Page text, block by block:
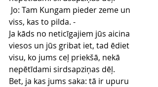
viss, kas to pilda. -
Ja kāds no neticīgajiem jūs aicina
viesos un jūs gribat iet, tad ēdiet
visu, ko jums ceļ priekšā, nekā
nepētīdami sirdsapziņas dēļ.
Bet, ja kas jums saka: tā ir upuru